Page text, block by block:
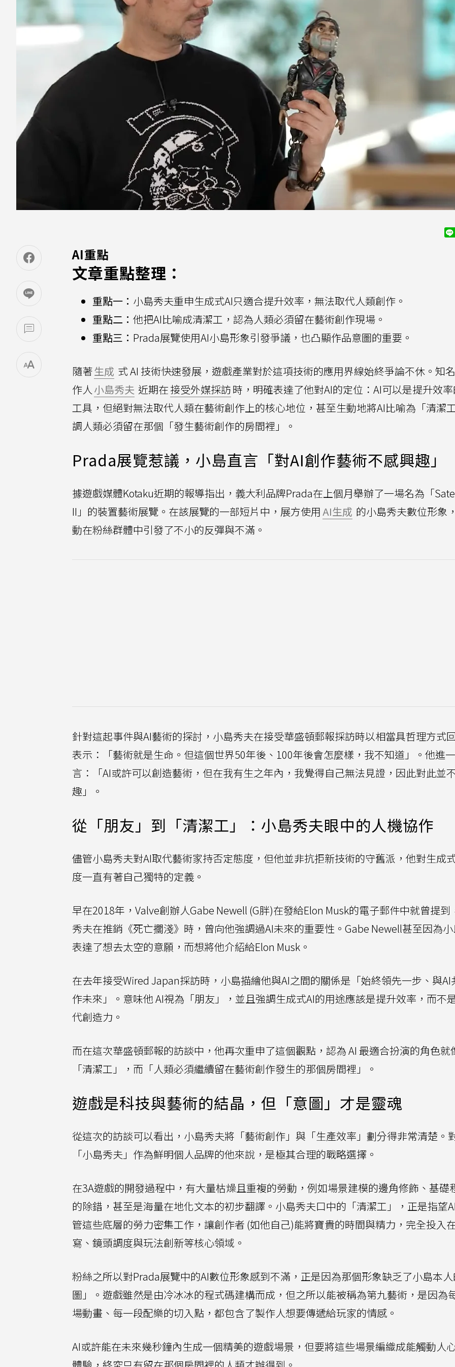
AI重點
文章重點整理：
重點一： 小島秀夫重申生成式AI只適合提升效率，無法取代人類創作。
重點二： 他把AI比喻成清潔工，認為人類必須留在藝術創作現場。
重點三： Prada展覽使用AI小島形象引發爭議，也凸顯作品意圖的重要。
隨著生成 式 AI 技術快速發展，遊戲產業對於這項技術的應用界線始終爭論不休。知
作人小島秀夫 近期在接受外媒採訪時，明確表達了他對AI的定位：AI可以是提升效
工具，但絕對無法取代人類在藝術創作上的核心地位，甚至生動地將AI比喻為「清潔
調人類必須留在那個「發生藝術創作的房間裡」。
Prada展覽惹議，小島直言「對AI創作藝術不感興趣」
據遊戲媒體Kotaku近期的報導指出，義大利品牌Prada在上個月舉辦了一場名為「
II」的裝置藝術展覽。在該展覽的一部短片中，展方使用AI生成 的小島秀夫數位形象
動在粉絲群體中引發了不小的反彈與不滿。
針對這起事件與AI藝術的探討，小島秀夫在接受華盛頓郵報採訪時以相當具哲理方式
表示：「藝術就是生命。但這個世界50年後、100年後會怎麼樣，我不知道」。他進
言：「AI或許可以創造藝術，但在我有生之年內，我覺得自己無法見證，因此對此並
趣」。
從「朋友」到「清潔工」：小島秀夫眼中的人機協作
儘管小島秀夫對AI取代藝術家持否定態度，但他並非抗拒新技術的守舊派，他對生成
度一直有著自己獨特的定義。
早在2018年，Valve創辦人Gabe Newell (G胖)在發給Elon Musk的電子郵件中就曾提到
秀夫在推銷《死亡擱淺》時，曾向他強調過AI未來的重要性。Gabe Newell甚至因為
表達了想去太空的意願，而想將他介紹給Elon Musk。
在去年接受Wired Japan採訪時，小島描繪他與AI之間的關係是「始終領先一步、與AI
作未來」。意味他 AI視為「朋友」，並且強調生成式AI的用途應該是提升效率，而不
代創造力。
而在這次華盛頓郵報的訪談中，他再次重申了這個觀點，認為 AI 最適合扮演的角色就
「清潔工」，而「人類必須繼續留在藝術創作發生的那個房間裡」。
遊戲是科技與藝術的結晶，但「意圖」才是靈魂
從這次的訪談可以看出，小島秀夫將「藝術創作」與「生產效率」劃分得非常清楚。
「小島秀夫」作為鮮明個人品牌的他來說，是極其合理的戰略選擇。
在3A遊戲的開發過程中，有大量枯燥且重複的勞動，例如場景建模的邊角修飾、基礎
的除錯，甚至是海量在地化文本的初步翻譯。小島秀夫口中的「清潔工」，正是指望
管這些底層的勞力密集工作，讓創作者 (如他自己)能將寶貴的時間與精力，完全投入
寫、鏡頭調度與玩法創新等核心領域。
粉絲之所以對Prada展覽中的AI數位形象感到不滿，正是因為那個形象缺乏了小島本
圖」。遊戲雖然是由冷冰冰的程式碼建構而成，但之所以能被稱為第九藝術，是因為
場動畫、每一段配樂的切入點，都包含了製作人想要傳遞給玩家的情感。
AI或許能在未來幾秒鐘內生成一個精美的遊戲場景，但要將這些場景編織成能觸動人